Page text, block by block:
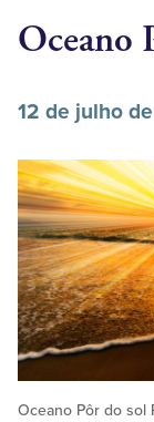
Oceano
12 de julho
Oceano Pôr do sol